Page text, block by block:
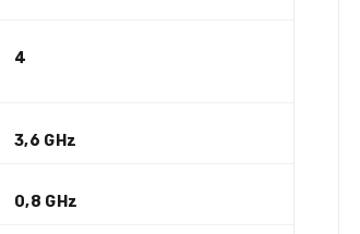
4
3,6 GHz
0,8 GHz